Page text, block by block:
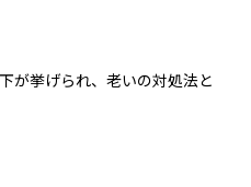
が挙げられ、老いの対処法と